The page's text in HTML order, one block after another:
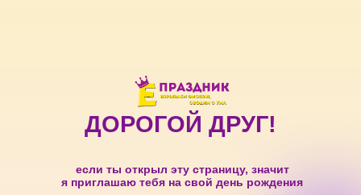
если ты открыл эту страницу, значит
я приглашаю тебя на свой день рождения
ДОРОГОЙ ДРУГ!